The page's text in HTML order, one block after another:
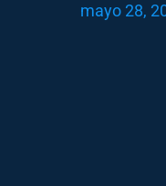
mayo 28,